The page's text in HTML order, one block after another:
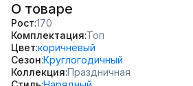
О товаре
Рост 170
Комплектация Топ
Цвет коричневый
Сезон Круглогодичный
Коллекция Праздничная